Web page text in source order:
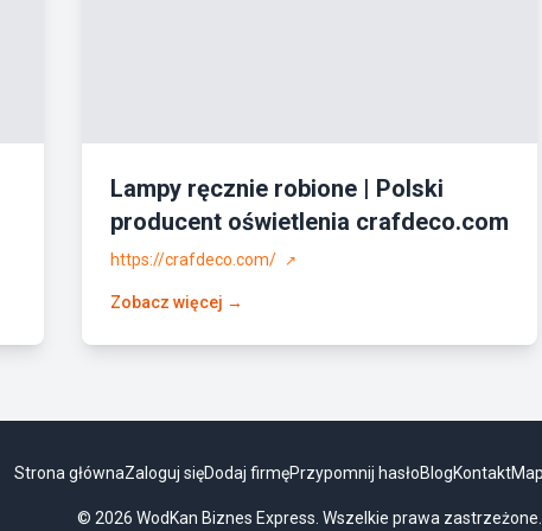
Lampy ręcznie robione | Polski
producent oświetlenia crafdeco.com
https://crafdeco.com/ ↗
Zobacz więcej →
Strona głównaZaloguj sięDodaj firmęPrzypomnij hasłoBlogKontakt
© 2026 WodKan Biznes Express. Wszelkie prawa zastrzeżone.